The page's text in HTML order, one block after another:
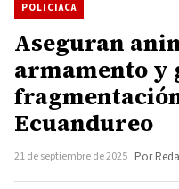
POLICIACA
Aseguran
armamento y
Ecuandureo
21 de septiembre de 2025 Por